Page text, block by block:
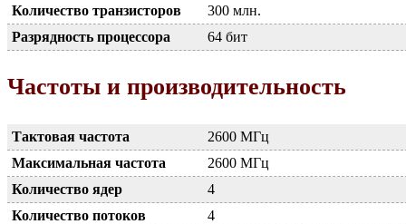
Количество транзисторов
300 млн.
Разрядность процессора
64 бит
Частоты и производительность
Тактовая частота
2600 МГц
Максимальная частота
2600 МГц
Количество ядер
4
Количество потоков
4